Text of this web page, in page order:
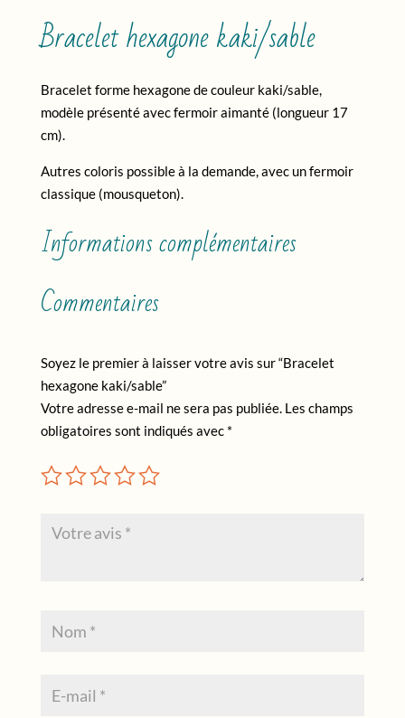
Bracelet hexagone kaki/sable
Bracelet forme hexagone de couleur kaki/sable,
modèle présenté avec fermoir aimanté (longueur 17
cm).
Autres coloris possible à la demande, avec un fermoir
classique (mousqueton).
Informations complémentaires
Commentaires
Soyez le premier à laisser votre avis sur “Bracelet
hexagone kaki/sable”
Votre adresse e-mail ne sera pas publiée. Les champs
obligatoires sont indiqués avec *